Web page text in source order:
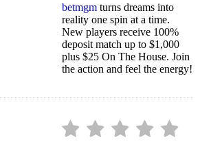
betmgm turns dreams into
reality one spin at a time.
New players receive 100%
deposit match up to $1,000
plus $25 On The House. Join
the action and feel the energy!